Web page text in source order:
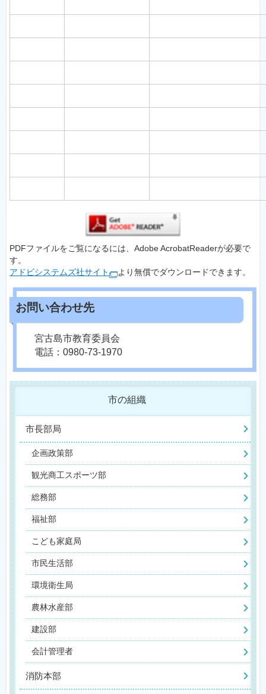
PDFファイルをご覧になるには、Adobe AcrobatReaderが必要で
す。
アドビシステムズ社サイト
より無償でダウンロードできます。
宮古島市教育委員会
電話：0980-73-1970
市の組織
市長部局
企画政策部
観光商工スポーツ部
総務部
福祉部
こども家庭局
市民生活部
環境衛生局
農林水産部
建設部
会計管理者
消防本部